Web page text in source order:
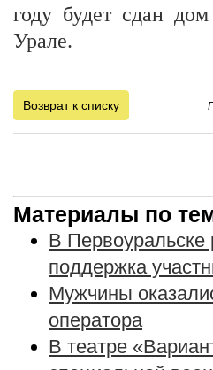
году будет сдан
Урале.
Возврат к списку
Материалы по
В Первоуральске
поддержка
Мужчины
оператора
В театре